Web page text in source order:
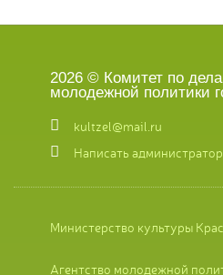
2026 © Комитет по
молодежной политики
kultzel@mail.ru
Написать
Министерство культуры
Агентство молодежной